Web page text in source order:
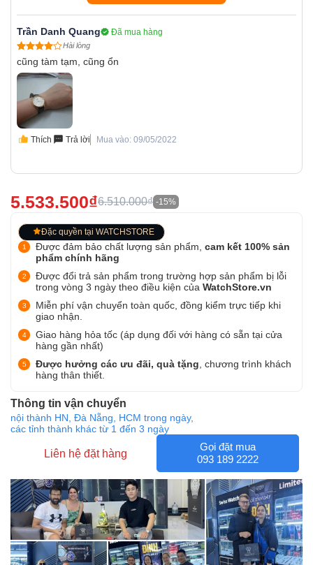
Trần Danh Quang Đã mua hàng
Hài lòng
cũng tàm tạm, cũng ổn
Thích Trả lời Mua vào: 09/05/2022
5.533.500₫6.510.000₫ -15%
Đặc quyền tại WATCHSTORE
Được đảm bảo chất lượng sản phẩm, cam kết 100% sản
phẩm chính hãng
Được đổi trả sản phẩm trong trường hợp sản phẩm bị lỗi
trong vòng 3 ngày theo điều kiện của WatchStore.vn
Miễn phí vận chuyển toàn quốc, đồng kiểm trực tiếp khi
giao nhận.
Giao hàng hỏa tốc (áp dụng đối với hàng có sẵn tại cửa
hàng gần nhất)
Được hưởng các ưu đãi, quà tặng, chương trình khách
hàng thân thiết.
Thông tin vận chuyển
nội thành HN, Đà Nẵng, HCM trong ngày,
các tỉnh thành khác từ 1 đến 3 ngày
Liên hệ đặt hàng
Gọi đặt mua
093 189 2222